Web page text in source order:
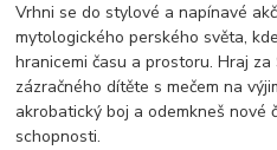
Vrhni se do stylové a napínavé
mytologického perského světa,
hranicemi času a prostoru. Hraj
zázračného dítěte s mečem na
akrobatický boj a odemkneš nové
schopnosti.